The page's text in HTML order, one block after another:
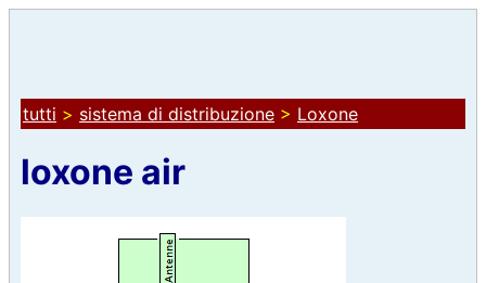
tutti > sistema di distribuzione > Loxone
loxone air